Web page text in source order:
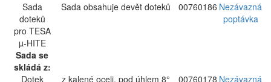
Sada
doteků
pro TESA
µ-HITE
Sada obsahuje devět doteků 00760186 Nezávazná
poptávka
Sada se
skládá z:
Dotek
z kalené oceli, pod úhlem 8° 00760178 Nezávazná